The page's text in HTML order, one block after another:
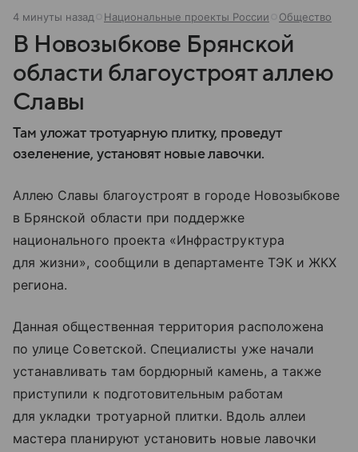
4 минуты назад Национальные проекты России Общество
В Новозыбкове Брянской
области благоустроят аллею
Славы
Там уложат тротуарную плитку, проведут
озеленение, установят новые лавочки.
Аллею Славы благоустроят в городе Новозыбкове
в Брянской области при поддержке
национального проекта «Инфраструктура
для жизни», сообщили в департаменте ТЭК и ЖКХ
региона.
Данная общественная территория расположена
по улице Советской. Специалисты уже начали
устанавливать там бордюрный камень, а также
приступили к подготовительным работам
для укладки тротуарной плитки. Вдоль аллеи
мастера планируют установить новые лавочки